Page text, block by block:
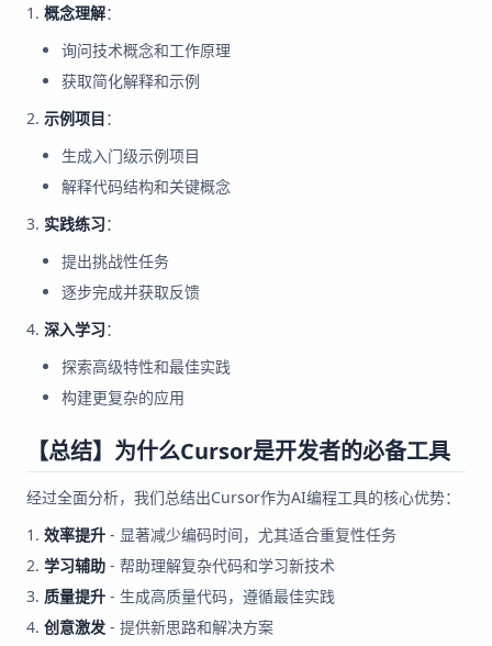
概念理解：
询问技术概念和工作原理
获取简化解释和示例
示例项目：
生成入门级示例项目
解释代码结构和关键概念
实践练习：
提出挑战性任务
逐步完成并获取反馈
深入学习：
探索高级特性和最佳实践
构建更复杂的应用
【总结】为什么Cursor是开发者的必备工具
经过全面分析，我们总结出Cursor作为AI编程工具的核心优势：
效率提升 - 显著减少编码时间，尤其适合重复性任务
学习辅助 - 帮助理解复杂代码和学习新技术
质量提升 - 生成高质量代码，遵循最佳实践
创意激发 - 提供新思路和解决方案